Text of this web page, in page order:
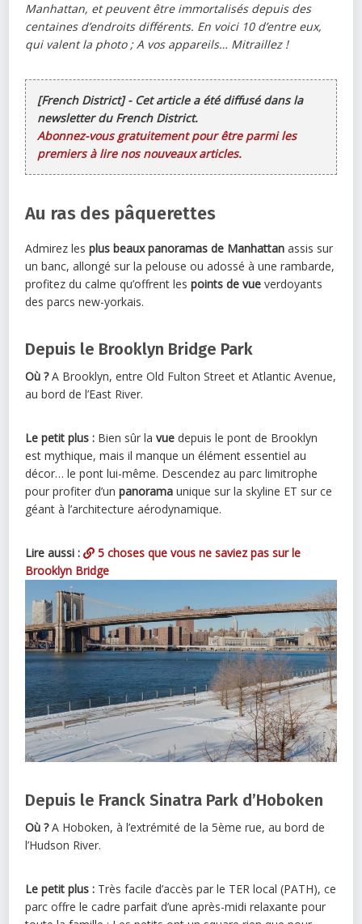
Manhattan, et peuvent être immortalisés depuis des
centaines d’endroits différents. En voici 10 d’entre eux,
qui valent la photo ; A vos appareils… Mitraillez !
[French District] - Cet article a été diffusé dans la
newsletter du French District.
Abonnez-vous gratuitement pour être parmi les
premiers à lire nos nouveaux articles.
Au ras des pâquerettes
Admirez lesplus beaux panoramas de Manhattanassis sur
un banc, allongé sur la pelouse ou adossé à une rambarde,
profitez du calme qu’offrent lespoints de vue verdoyants
des parcs new-yorkais.
Depuis le Brooklyn Bridge Park
Où ?A Brooklyn, entre Old Fulton Street et Atlantic Avenue,
au bord de l’East River.
Le petit plus : Bien sûr lavue depuis le pont de Brooklyn
est mythique, mais il manque un élément essentiel au
décor… le pont lui-même. Descendez au parc limitrophe
pour profiter d’un panorama unique sur la skyline ET sur ce
géant à l’architecture aérodynamique.
Lire aussi :
5 choses que vous ne saviez pas sur le
Brooklyn Bridge
Depuis le Franck Sinatra Park d’Hoboken
Où ?A Hoboken, à l’extrémité de la 5ème rue, au bord de
l’Hudson River.
Le petit plus : Très facile d’accès par le TER local (PATH), ce
parc offre le cadre parfait d’une après-midi relaxante pour